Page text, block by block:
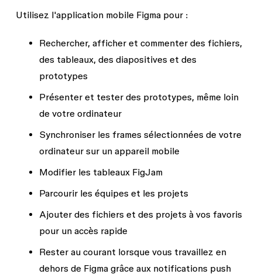
Utilisez l'application mobile Figma pour :
Rechercher, afficher et commenter des fichiers,
des tableaux, des diapositives et des
prototypes
Présenter et tester des prototypes, même loin
de votre ordinateur
Synchroniser les frames sélectionnées de votre
ordinateur sur un appareil mobile
Modifier les tableaux FigJam
Parcourir les équipes et les projets
Ajouter des fichiers et des projets à vos favoris
pour un accès rapide
Rester au courant lorsque vous travaillez en
dehors de Figma grâce aux notifications push